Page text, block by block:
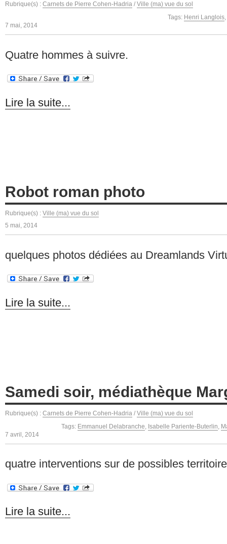
Rubrique(s) : Carnets de Pierre Cohen-Hadria / Ville (ma) vue du sol
Tags: Henri Langlois,
7 mai, 2014
Quatre hommes à suivre.
Lire la suite...
Robot roman photo
Rubrique(s) : Ville (ma) vue du sol
5 mai, 2014
quelques photos dédiées au Dreamlands
Lire la suite...
Samedi soir, médiathèque
Rubrique(s) : Carnets de Pierre Cohen-Hadria / Ville (ma) vue du sol
Tags: Emmanuel Delabranche, Isabelle Pariente-Buterlin,
7 avril, 2014
quatre interventions sur de possibles
Lire la suite...